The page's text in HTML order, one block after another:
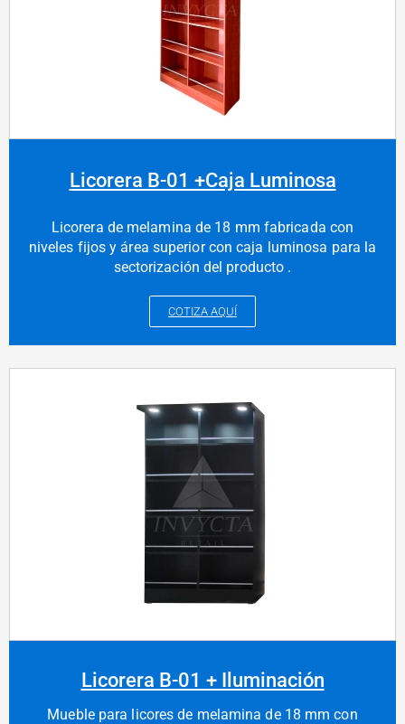
Licorera B-01 +Caja Luminosa
Licorera de melamina de 18 mm fabricada con
niveles fijos y área superior con caja luminosa para la
sectorización del producto .
COTIZA AQUÍ
Licorera B-01 + Iluminación
Mueble para licores de melamina de 18 mm con